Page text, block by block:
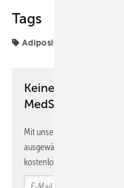
Tags
Adipositas
Keine Zeit? Kein
MedSach
Mit unserem Newsletter
ausgewählte Informationen
kostenlos direkt ins Postfach.